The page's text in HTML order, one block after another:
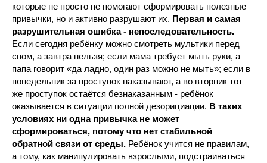
которые не просто не помогают сформировать полезные
привычки, но и активно разрушают их. Первая и самая
разрушительная ошибка - непоследовательность.
Если сегодня ребёнку можно смотреть мультики перед
сном, а завтра нельзя; если мама требует мыть руки, а
папа говорит «да ладно, один раз можно не мыть»; если в
понедельник за проступок наказывают, а во вторник тот
же проступок остаётся безнаказанным - ребёнок
оказывается в ситуации полной дезорициации. В таких
условиях ни одна привычка не может
сформироваться, потому что нет стабильной
обратной связи от среды. Ребёнок учится не правилам,
а тому, как манипулировать взрослыми, подстраиваться